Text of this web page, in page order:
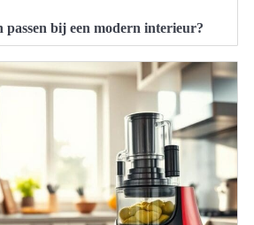
passen bij een modern interieur?